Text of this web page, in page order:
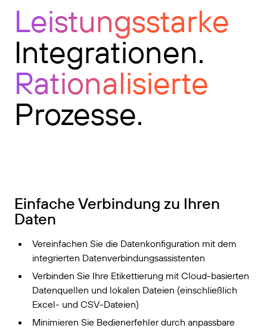
Leistungsstarke
Integrationen.
Rationalisierte
Prozesse.
Einfache Verbindung zu Ihren
Daten
Vereinfachen Sie die Datenkonfiguration mit dem
integrierten Datenverbindungsassistenten
Verbinden Sie Ihre Etikettierung mit Cloud-basierten
Datenquellen und lokalen Dateien (einschließlich
Excel- und CSV-Dateien)
Minimieren Sie Bedienerfehler durch anpassbare